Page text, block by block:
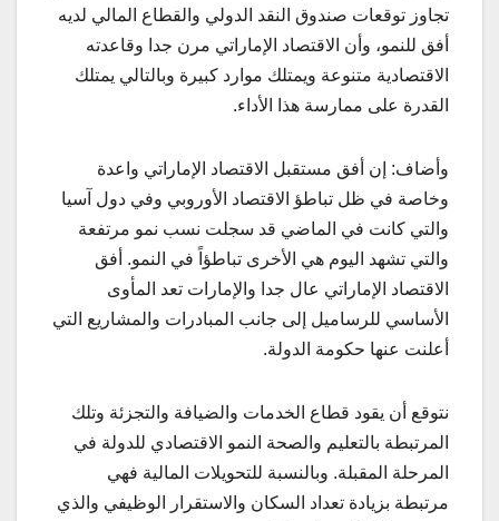
تجاوز توقعات صندوق النقد الدولي والقطاع المالي لديه
أفق للنمو، وأن الاقتصاد الإماراتي مرن جدا وقاعدته
الاقتصادية متنوعة ويمتلك موارد كبيرة وبالتالي يمتلك
القدرة على ممارسة هذا الأداء.
وأضاف: إن أفق مستقبل الاقتصاد الإماراتي واعدة
وخاصة في ظل تباطؤ الاقتصاد الأوروبي وفي دول آسيا
والتي كانت في الماضي قد سجلت نسب نمو مرتفعة
والتي تشهد اليوم هي الأخرى تباطؤاً في النمو. أفق
الاقتصاد الإماراتي عال جدا والإمارات تعد المأوى
الأساسي للرساميل إلى جانب المبادرات والمشاريع التي
أعلنت عنها حكومة الدولة.
نتوقع أن يقود قطاع الخدمات والضيافة والتجزئة وتلك
المرتبطة بالتعليم والصحة النمو الاقتصادي للدولة في
المرحلة المقبلة. وبالنسبة للتحويلات المالية فهي
مرتبطة بزيادة تعداد السكان والاستقرار الوظيفي والذي